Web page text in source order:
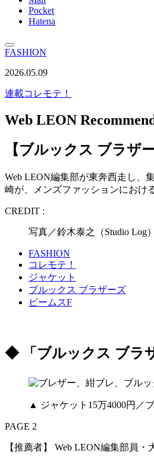
Pocket
Hatena
FASHION
2026.05.09
連載コレモテ！
Web LEON
【ブルックス ブラザ
Web LEON編集部が東奔西走し、
崎が、メンズファッションにおけ
CREDIT :
写真／鈴木泰之（Studio
FASHION
コレモテ！
ジャケット
ブルックス ブラザーズ
ビームスF
◆ 「ブルックス ブラ
▲ ジャケット15万4000円／
PAGE 2
【推薦者】 Web LEON編集部員・